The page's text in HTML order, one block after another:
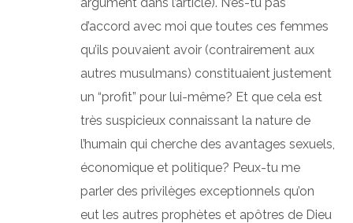
d’accord avec moi que toutes ces femmes
qu’ils pouvaient avoir (contrairement aux
autres musulmans) constituaient justement
un “profit” pour lui-même? Et que cela est
très suspicieux connaissant la nature de
l’humain qui cherche des avantages sexuels,
économique et politique? Peux-tu me
parler des privilèges exceptionnels qu’on
eut les autres prophètes et apôtres de Dieu